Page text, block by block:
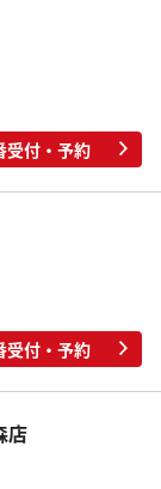
受付・予約
受付・予約
店